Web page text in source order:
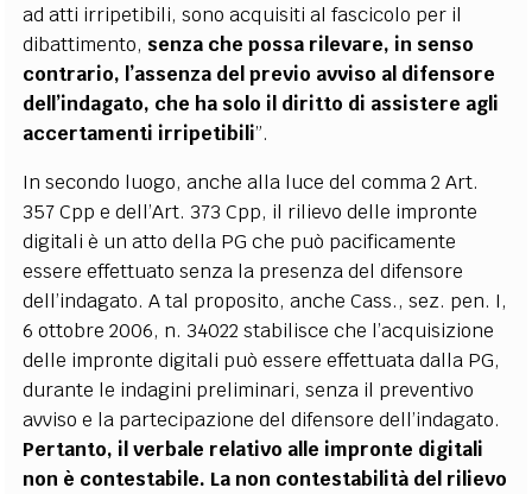
ad atti irripetibili, sono acquisiti al fascicolo per il
dibattimento, senza che possa rilevare, in senso
contrario, l’assenza del previo avviso al difensore
dell’indagato, che ha solo il diritto di assistere agli
accertamenti irripetibili”.
In secondo luogo, anche alla luce del comma 2 Art.
357 Cpp e dell’Art. 373 Cpp, il rilievo delle impronte
digitali è un atto della PG che può pacificamente
essere effettuato senza la presenza del difensore
dell’indagato. A tal proposito, anche Cass., sez. pen. I,
6 ottobre 2006, n. 34022 stabilisce che l’acquisizione
delle impronte digitali può essere effettuata dalla PG,
durante le indagini preliminari, senza il preventivo
avviso e la partecipazione del difensore dell’indagato.
Pertanto, il verbale relativo alle impronte digitali
non è contestabile. La non contestabilità del rilievo